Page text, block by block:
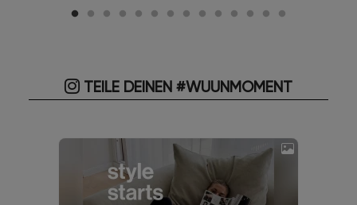
TEILE DEINEN #WUUNMOMENT